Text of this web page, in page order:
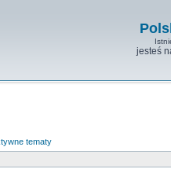
jesteś
tematy